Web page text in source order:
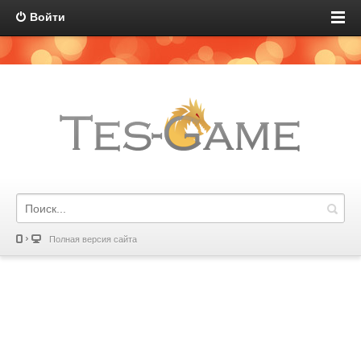
Войти
Полная версия сайта